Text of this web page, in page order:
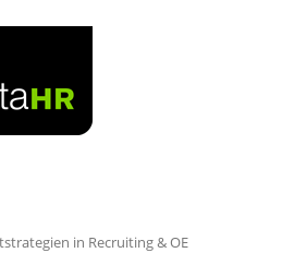
in Recruiting & OE